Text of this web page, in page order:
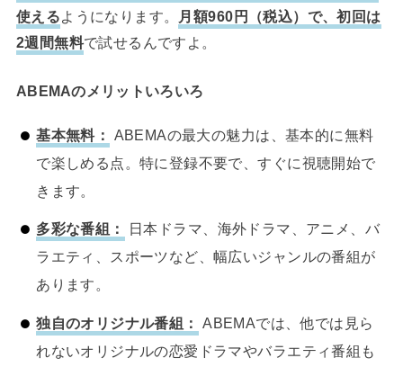
使えるようになります。
月額960円（税込）で、初回は
2週間無料で試せるんですよ。
ABEMAのメリットいろいろ
基本無料：
ABEMAの最大の魅力は、基本的に無料
で楽しめる点。特に登録不要で、すぐに視聴開始で
きます。
多彩な番組：
日本ドラマ、海外ドラマ、アニメ、バ
ラエティ、スポーツなど、幅広いジャンルの番組が
あります。
独自のオリジナル番組：
ABEMAでは、他では見ら
れないオリジナルの恋愛ドラマやバラエティ番組も